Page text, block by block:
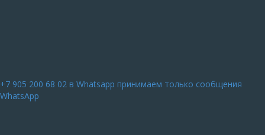
+7 905 200 68 02 в Whatsapp принимаем только сообщения
WhatsApp